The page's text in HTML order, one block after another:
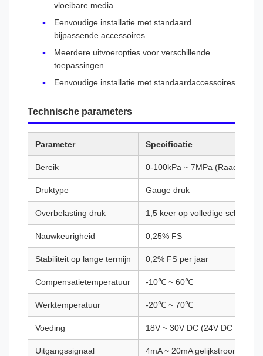
vloeibare media
Eenvoudige installatie met standaard
bijpassende accessoires
Meerdere uitvoeropties voor verschillende
toepassingen
Eenvoudige installatie met standaardaccessoires
Technische parameters
Parameter Specificatie
Bereik 0-100kPa ~ 7MPa (Raadpleeg
Druktype Gauge druk
Overbelasting druk 1,5 keer op volledige schaal
Nauwkeurigheid 0,25% FS
Stabiliteit op lange termijn 0,2% FS per jaar
Compensatietemperatuur -10℃ ~ 60℃
Werktemperatuur -20℃ ~ 70℃
Voeding 18V ~ 30V DC (24V DC
Uitgangssignaal 4mA ~ 20mA gelijkstroom, 1V